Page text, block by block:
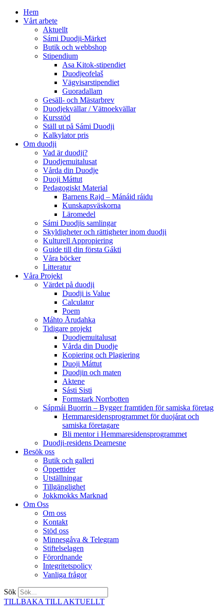
Hem
Vårt arbete
Aktuellt
Sámi Duodji-Märket
Butik och webbshop
Stipendium
Asa Kitok-stipendiet
Duodjeofelaš
Vägvisarstipendiet
Guoradallam
Gesäll- och Mästarbrev
Duodjekvällar / Vätnoekvällar
Kursstöd
Ställ ut på Sámi Duodji
Kalkylator pris
Om duodji
Vad är duodji?
Duodjemuitalusat
Vårda din Duodje
Duoji Máttut
Pedagogiskt Material
Barnens Rajd – Mánáid ráidu
Kunskapsväskorna
Läromedel
Sámi Duodjis samlingar
Skyldigheter och rättigheter inom duodji
Kulturell Appropiering
Guide till din första Gákti
Våra böcker
Litteratur
Våra Projekt
Värdet på duodji​
Duodji is Value
Calculator
Poem
Máhto Årudahka
Tidigare projekt
Duodjemuitalusat
Vårda din Duodje
Kopiering och Plagiering
Duoji Máttut
Duodjin och maten
Aktene
Sásti Sisti
Formstark Norrbotten
Sápmái Buorrin – Bygger framtiden för samiska företag
Hemmaresidensprogrammet för duojárat och
samiska företagare​
Bli mentor i Hemmaresidensprogrammet
Duodji-residens Dearnesne
Besök oss
Butik och galleri
Öppettider
Utställningar
Tillgänglighet
Jokkmokks Marknad
Om Oss
Om oss
Kontakt
Stöd oss
Minnesgåva & Telegram
Stiftelselagen
Förordnande
Integritetspolicy
Vanliga frågor
Sök
TILLBAKA TILL AKTUELLT